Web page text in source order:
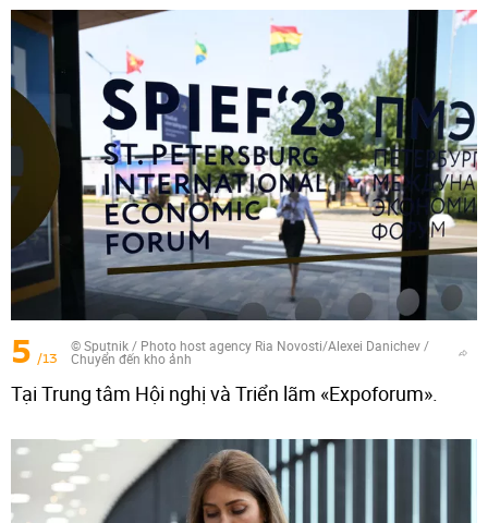
5 /13
© Sputnik / Photo host agency Ria Novosti/Alexei Danichev/
Chuyển đến kho ảnh
Tại Trung tâm Hội nghị và Triển lãm «Expoforum».